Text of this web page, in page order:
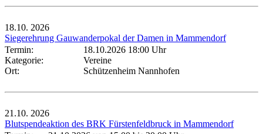
18.10. 2026
Siegerehrung Gauwanderpokal der Damen in Mammendorf
Termin:
18.10.2026 18:00 Uhr
Kategorie:
Vereine
Ort:
Schützenheim Nannhofen
21.10. 2026
Blutspendeaktion des BRK Fürstenfeldbruck in Mammendorf